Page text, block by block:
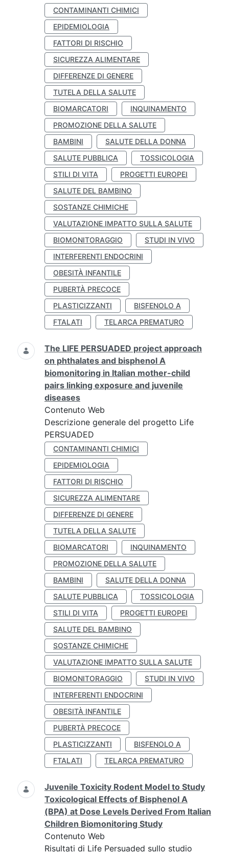
CONTAMINANTI CHIMICI
EPIDEMIOLOGIA
FATTORI DI RISCHIO
SICUREZZA ALIMENTARE
DIFFERENZE DI GENERE
TUTELA DELLA SALUTE
BIOMARCATORI
INQUINAMENTO
PROMOZIONE DELLA SALUTE
BAMBINI
SALUTE DELLA DONNA
SALUTE PUBBLICA
TOSSICOLOGIA
STILI DI VITA
PROGETTI EUROPEI
SALUTE DEL BAMBINO
SOSTANZE CHIMICHE
VALUTAZIONE IMPATTO SULLA SALUTE
BIOMONITORAGGIO
STUDI IN VIVO
INTERFERENTI ENDOCRINI
OBESITÀ INFANTILE
PUBERTÀ PRECOCE
PLASTICIZZANTI
BISFENOLO A
FTALATI
TELARCA PREMATURO
The LIFE PERSUADED project approach
on phthalates and bisphenol A
biomonitoring in Italian mother-child
pairs linking exposure and juvenile
diseases
Contenuto Web
Descrizione generale del progetto Life
PERSUADED
CONTAMINANTI CHIMICI
EPIDEMIOLOGIA
FATTORI DI RISCHIO
SICUREZZA ALIMENTARE
DIFFERENZE DI GENERE
TUTELA DELLA SALUTE
BIOMARCATORI
INQUINAMENTO
PROMOZIONE DELLA SALUTE
BAMBINI
SALUTE DELLA DONNA
SALUTE PUBBLICA
TOSSICOLOGIA
STILI DI VITA
PROGETTI EUROPEI
SALUTE DEL BAMBINO
SOSTANZE CHIMICHE
VALUTAZIONE IMPATTO SULLA SALUTE
BIOMONITORAGGIO
STUDI IN VIVO
INTERFERENTI ENDOCRINI
OBESITÀ INFANTILE
PUBERTÀ PRECOCE
PLASTICIZZANTI
BISFENOLO A
FTALATI
TELARCA PREMATURO
Juvenile Toxicity Rodent Model to Study
Toxicological Effects of Bisphenol A
(BPA) at Dose Levels Derived From Italian
Children Biomonitoring Study
Contenuto Web
Risultati di Life Persuaded sullo studio